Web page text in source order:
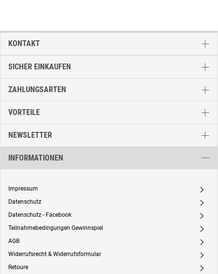
SICHER EINKAUFEN
ZAHLUNGSARTEN
VORTEILE
NEWSLETTER
INFORMATIONEN
Impressum A
Datenschutz A
Datenschutz - Facebook A
Teilnahmebedingungen Gewinnspiel A
AGB A
Widerrufsrecht & Widerrufsformular A
Retoure A
KONTAKT